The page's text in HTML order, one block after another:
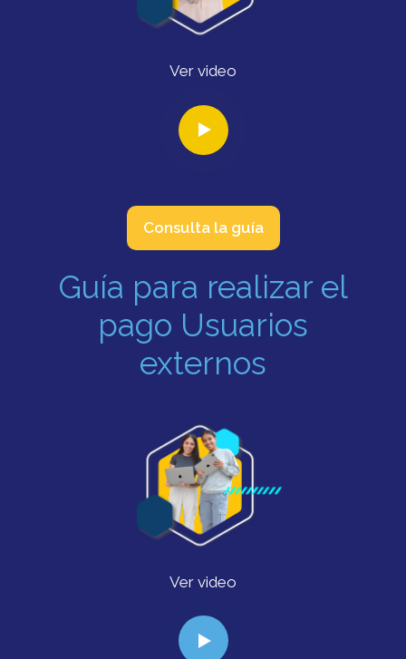
Ver video
Consulta la guía
Guía para realizar el
pago Usuarios
externos
Ver video